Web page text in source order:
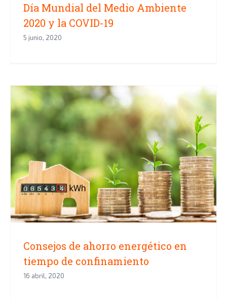
Día Mundial del Medio Ambiente
2020 y la COVID-19
5 junio, 2020
Consejos de ahorro energético en
tiempo de confinamiento
Consejos de ahorro energético en
tiempo de confinamiento
16 abril, 2020